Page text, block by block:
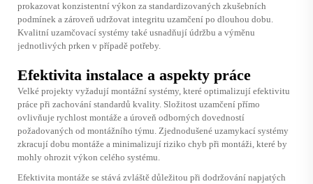
prokazovat konzistentní výkon za standardizovaných zkušebních
podmínek a zároveň udržovat integritu uzamčení po dlouhou dobu.
Kvalitní uzamčovací systémy také usnadňují údržbu a výměnu
jednotlivých prken v případě potřeby.
Efektivita instalace a aspekty práce
Velké projekty vyžadují montážní systémy, které optimalizují efektivitu
práce při zachování standardů kvality. Složitost uzamčení přímo
ovlivňuje rychlost montáže a úroveň odborných dovedností
požadovaných od montážního týmu. Zjednodušené uzamykací systémy
zkracují dobu montáže a minimalizují riziko chyb při montáži, které by
mohly ohrozit výkon celého systému.
Efektivita montáže se stává zvláště důležitou při dodržování napjatých